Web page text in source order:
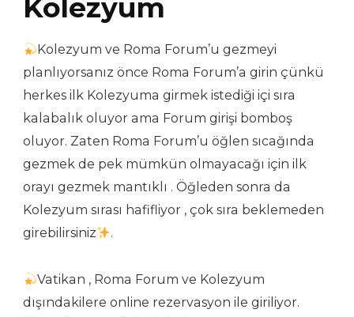
Kolezyum
Kolezyum ve Roma Forum’u gezmeyi
planlıyorsanız önce Roma Forum’a girin çünkü
herkes ilk Kolezyuma girmek istediği içi sıra
kalabalık oluyor ama Forum girişi bomboş
oluyor. Zaten Roma Forum’u öğlen sıcağında
gezmek de pek mümkün olmayacağı için ilk
orayı gezmek mantıklı . Öğleden sonra da
Kolezyum sırası hafifliyor , çok sıra beklemeden
girebilirsiniz
.
Vatikan , Roma Forum ve Kolezyum
dışındakilere online rezervasyon ile giriliyor.